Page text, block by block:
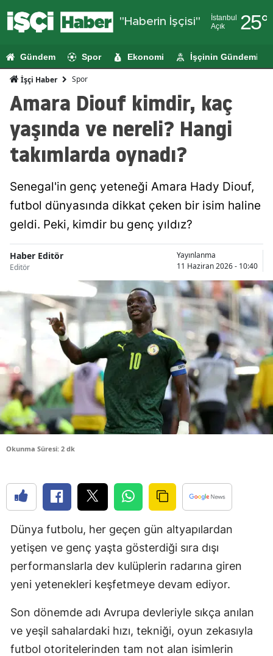
"Haberin İşçisi"
İstanbul
Açık
25°
Adıyaman
Ağrı
Amasya
Antalya
Artvin
Balıkesir
Bilecik
Bingöl
Bitlis
Bolu
Burdur
Bursa
Çanakkale
Çorum
Denizli
Diyarbakır
Edirne
Elazığ
Erzincan
Erzurum
Gündem Spor Ekonomi İşçinin Gündemi
İşçi Haber Spor
Amara Diouf kimdir, kaç
yaşında ve nereli? Hangi
takımlarda oynadı?
Senegal'in genç yeteneği Amara Hady Diouf,
futbol dünyasında dikkat çeken bir isim haline
geldi. Peki, kimdir bu genç yıldız?
Haber Editör
Editör
Yayınlanma
11 Haziran 2026 - 10:40
Okunma Süresi: 2 dk
Dünya futbolu, her geçen gün altyapılardan
yetişen ve genç yaşta gösterdiği sıra dışı
performanslarla dev kulüplerin radarına giren
yeni yetenekleri keşfetmeye devam ediyor.
Son dönemde adı Avrupa devleriyle sıkça anılan
ve yeşil sahalardaki hızı, tekniği, oyun zekasıyla
futbol otoritelerinden tam not alan isimlerin